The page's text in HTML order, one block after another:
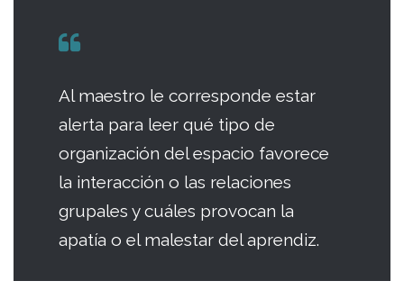
Al maestro le corresponde estar
alerta para leer qué tipo de
organización del espacio favorece
la interacción o las relaciones
grupales y cuáles provocan la
apatía o el malestar del aprendiz.